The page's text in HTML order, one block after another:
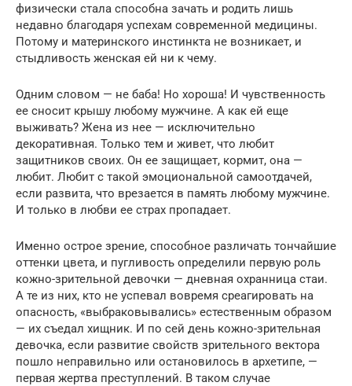
физически стала способна зачать и родить лишь
недавно благодаря успехам современной медицины.
Потому и материнского инстинкта не возникает, и
стыдливость женская ей ни к чему.
Одним словом — не баба! Но хороша! И чувственность
ее сносит крышу любому мужчине. А как ей еще
выживать? Жена из нее — исключительно
декоративная. Только тем и живет, что любит
защитников своих. Он ее защищает, кормит, она —
любит. Любит с такой эмоциональной самоотдачей,
если развита, что врезается в память любому мужчине.
И только в любви ее страх пропадает.
Именно острое зрение, способное различать тончайшие
оттенки цвета, и пугливость определили первую роль
кожно-зрительной девочки — дневная охранница стаи.
А те из них, кто не успевал вовремя среагировать на
опасность, «выбраковывались» естественным образом
— их съедал хищник. И по сей день кожно-зрительная
девочка, если развитие свойств зрительного вектора
пошло неправильно или остановилось в архетипе, —
первая жертва преступлений. В таком случае